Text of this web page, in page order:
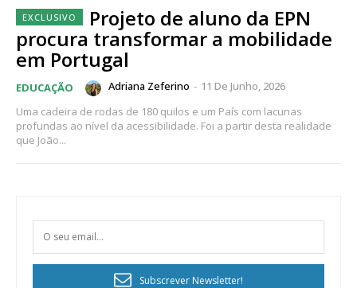
Projeto de aluno da EPN
procura transformar a mobilidade
em Portugal
EDUCAÇÃO Adriana Zeferino - 11 De Junho, 2026
Uma cadeira de rodas de 180 quilos e um País com lacunas
profundas ao nível da acessibilidade. Foi a partir desta realidade
que João...
Subscrever Newsletter!